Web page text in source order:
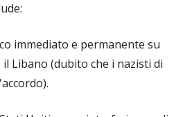
immediato e permanente su
Libano (dubito che i nazisti di